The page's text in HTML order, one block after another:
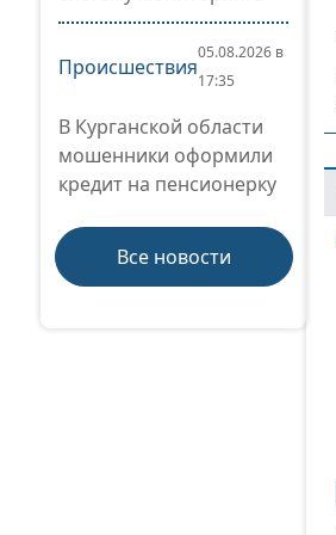
Происшествия
05.08.2026 в
17:35
В Курганской области
мошенники оформили
кредит на пенсионерку
Все новости